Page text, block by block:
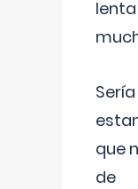
que
de